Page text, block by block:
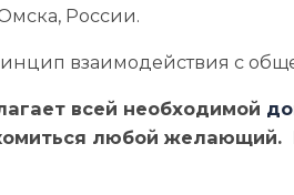
России.
взаимодействия с
всей необходимой
любой желающий.